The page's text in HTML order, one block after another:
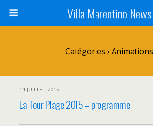
Villa Marentino News
Catégories › Animations
14 JUILLET 2015
La Tour Plage 2015 – programme